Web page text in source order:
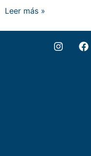
Leer más »